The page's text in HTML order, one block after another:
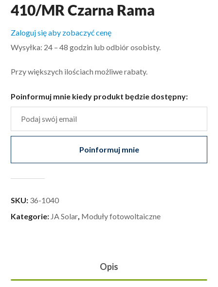
410/MR Czarna Rama
Zaloguj się aby zobaczyć cenę
Wysyłka: 24 – 48 godzin lub odbiór osobisty.
Przy większych ilościach możliwe rabaty.
Poinformuj mnie kiedy produkt będzie dostępny:
Poinformuj mnie
SKU: 36-1040
Kategorie: JA Solar Moduły fotowoltaiczne
Opis